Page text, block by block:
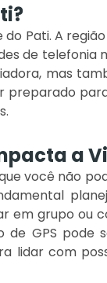
Pati. A
de telefonia
mas
preparado
a
você não
grupo ou
GPS pode
lidar com